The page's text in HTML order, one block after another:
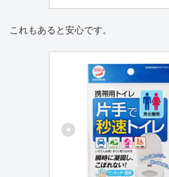
これもあると安心です。